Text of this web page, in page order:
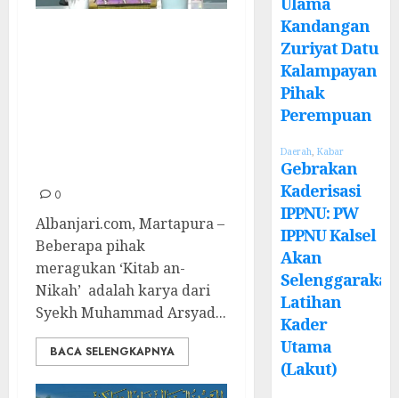
0
Albanjari.com, Martapura –
Beberapa pihak
meragukan ‘Kitab an-
Nikah’ adalah karya dari
Syekh Muhammad Arsyad...
BACA SELENGKAPNYA
Kandangan
Zuriyat Datu
Kalampayan
Pihak
Perempuan
Daerah,Kabar
Gebrakan
Kaderisasi
IPPNU: PW
IPPNU Kalsel
Akan
Selenggarakan
Latihan
Kader
Utama
(Lakut)